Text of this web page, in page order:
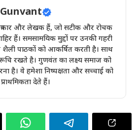
Gunvant
और लेखक हैं, जो सटीक और रोचक
हैं। समसामयिक मुद्दों पर उनकी गहरी
पाठकों को आकर्षित करती है। साथ
रखते है। गुणवंत का लक्ष्य समाज को
है। वे हमेशा निष्पक्षता और सच्चाई को
प्राथमिकता देते हैं।